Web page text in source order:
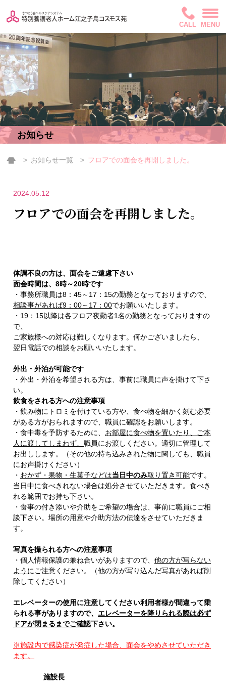
CALL MENU
お知らせ
お知らせ一覧 フロアでの面会を再開しました。
2024.05.12
フロアでの面会を再開しました。
体調不良の方は、面会をご遠慮下さい
面会時間は、8時～20時です
・事務所職員は8：45～17：15の勤務となっておりますので、
相談事があれば9 ：00～ 17 ：00でお願いいたします。
・19：15以降は各フロア夜勤者1名の勤務となっておりますの
で、
ご家族様への対応は難しくなります。何かございましたら、
翌日電話での相談をお願いいたします。
外出・外泊が可能です
・外出・外泊を希望される方は、事前に職員に声を掛けて下さ
い。
飲食をされる方への注意事項
・飲み物にトロミを付けている方や、食べ物を細かく刻む必要
がある方がおられますので、職員に確認をお願いします。
・食中毒を予防するために、 お部屋に食べ物を置いたり、ご本
人に渡してしまわず、職員にお渡しください。適切に管理して
お出しします。（その他の持ち込みされた物に関しても、職員
にお声掛けください）
・ おかず・果物・生菓子などは当日中のみ取り置き可能です。
当日中に食べきれない場合は処分させていただきます。食べき
れる範囲でお持ち下さい。
・食事の付き添いや介助をご希望の場合は、事前に職員にご相
談下さい。場所の用意や介助方法の伝達をさせていただきま
す。
写真を撮られる方への注意事項
・個人情報保護の兼ね合いがありますので、他の方が写らない
ように ご注意ください。（他の方が写り込んだ写真があれば削
除してください）
エレベーターの使用に注意してください利用者様が間違って乗
られる事がありますので、 エレベーターを降りられる際は必ず
ドアが閉まるまでご確認下さい。
※施設内で感染症が発症した場合、面会をやめさせていただき
ます。
施設長